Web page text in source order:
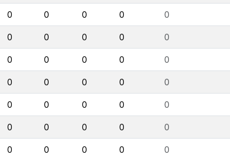
0 0 0 0 0
0 0 0 0 0
0 0 0 0 0
0 0 0 0 0
0 0 0 0 0
0 0 0 0 0
0 0 0 0 0